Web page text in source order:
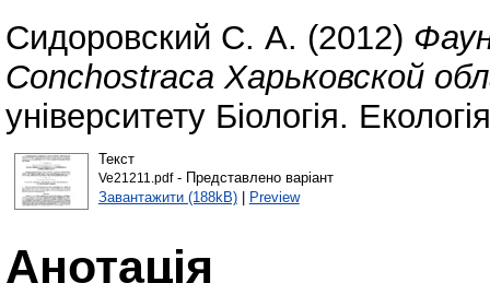
Сидоровский С. А. (2012)
Conchostraca Харьковской
університету Біологія.
Текст
Ve21211.pdf- Представлено варіант
Завантажити (188kB)| Preview
Анотація